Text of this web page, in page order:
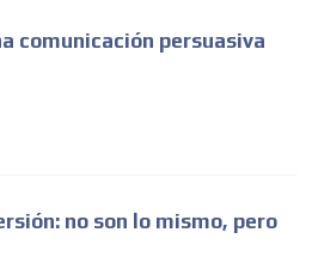
comunicación persuasiva
no son lo mismo, pero